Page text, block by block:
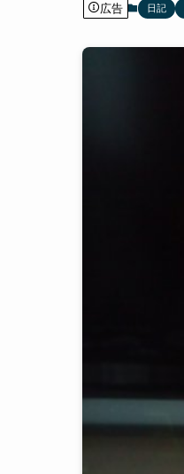
広告 日記